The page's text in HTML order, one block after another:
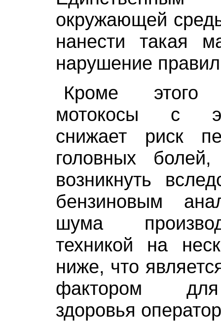
окружающей
нанести такая
нарушение
Кроме этого
мотокосы с
снижает риск
головных
возникнуть
бензиновым
шума
техникой на
ниже, что
фактором
здоровья